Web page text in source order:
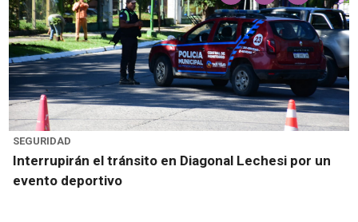
SEGURIDAD
Interrupirán el tránsito en Diagonal Lechesi por un
evento deportivo